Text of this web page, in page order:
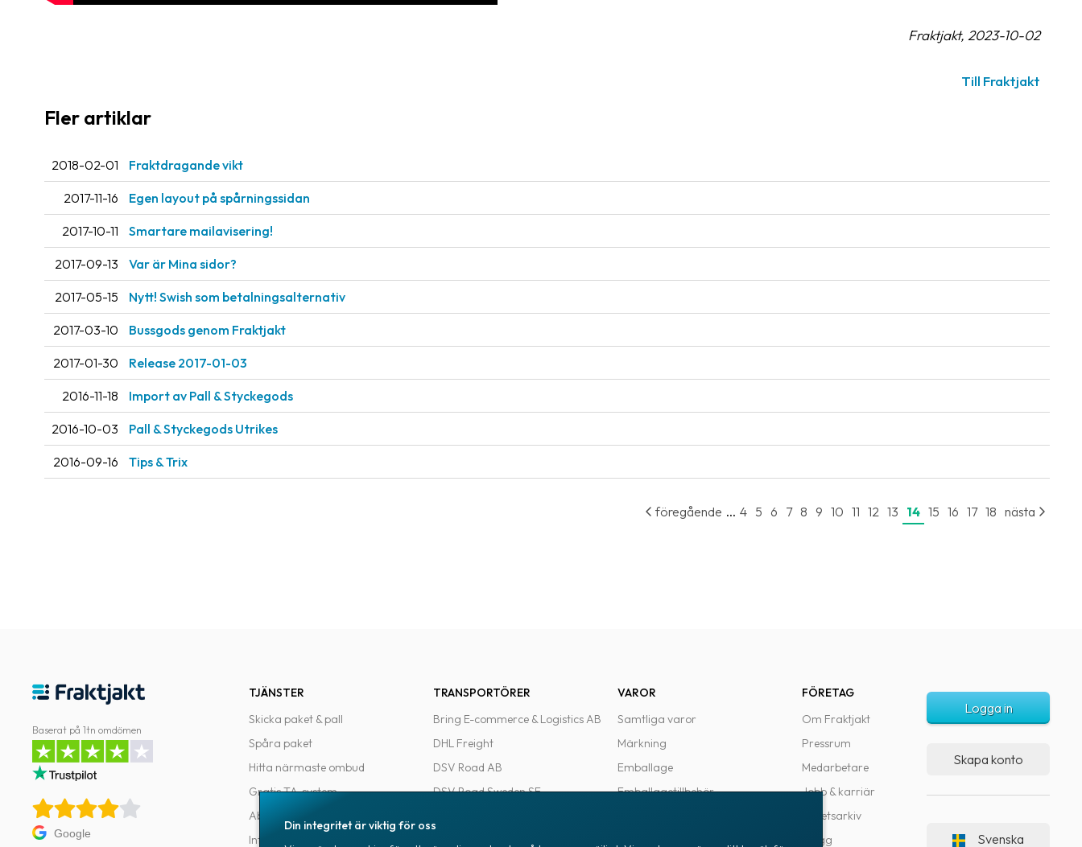
Fraktjakt, 2023-10-02
Till Fraktjakt
Fler artiklar
2018-02-01 Fraktdragande vikt
2017-11-16 Egen layout på spårningssidan
2017-10-11 Smartare mailavisering!
2017-09-13 Var är Mina sidor?
2017-05-15 Nytt! Swish som betalningsalternativ
2017-03-10 Bussgods genom Fraktjakt
2017-01-30 Release 2017-01-03
2016-11-18 Import av Pall & Styckegods
2016-10-03 Pall & Styckegods Utrikes
2016-09-16 Tips & Trix
föregående ... 4 5 6 7 8 9 10 11 12 13 14 15 16 17 18 nästa
Baserat på 1tn omdömen
Google
TJÄNSTER
Skicka paket & pall
Spåra paket
Hitta närmaste ombud
Gratis TA-system
Abonnemang
Integrationer
TRANSPORTÖRER
Bring E-commerce & Logistics AB
DHL Freight
DSV Road AB
DSV Road Sweden SE
VAROR
Samtliga varor
Märkning
Emballage
Emballagetillbehör
FÖRETAG
Om Fraktjakt
Pressrum
Medarbetare
Jobb & karriär
Nyhetsarkiv
Blogg
Logga in
Skapa konto
Svenska
Din integritet är viktig för oss